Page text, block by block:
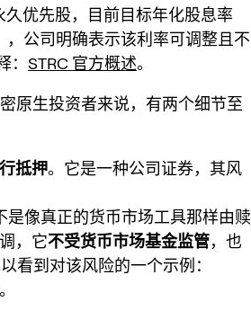
久优先股，目前目标年化股息率
，公司明确表示该利率可调整且不
STRC 官方概述。
原生投资者来说，有两个细节至
抵押。它是一种公司证券，其风
是像真正的货币市场工具那样由赎
，它不受货币市场基金监管，也
看到对该风险的一个示例：
。